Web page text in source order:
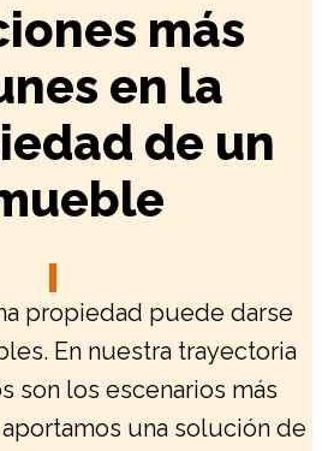
más
en la
de un
propiedad puede darse
En nuestra trayectoria
son los escenarios más
una solución de